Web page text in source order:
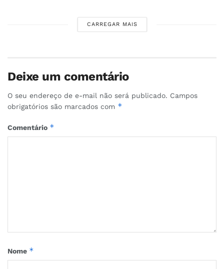
CARREGAR MAIS
Deixe um comentário
O seu endereço de e-mail não será publicado. Campos
obrigatórios são marcados com *
Comentário *
Nome *